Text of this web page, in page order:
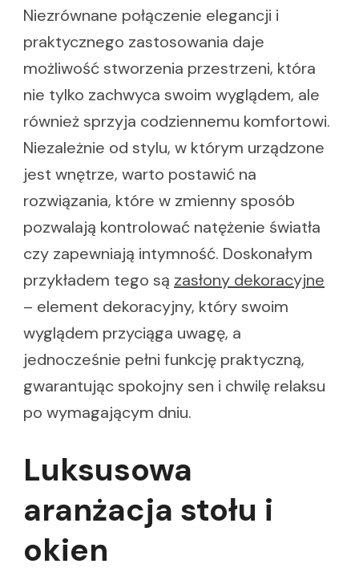
Niezrównane połączenie elegancji i
praktycznego zastosowania daje
możliwość stworzenia przestrzeni, która
nie tylko zachwyca swoim wyglądem, ale
również sprzyja codziennemu komfortowi.
Niezależnie od stylu, w którym urządzone
jest wnętrze, warto postawić na
rozwiązania, które w zmienny sposób
pozwalają kontrolować natężenie światła
czy zapewniają intymność. Doskonałym
przykładem tego są zasłony dekoracyjne
– element dekoracyjny, który swoim
wyglądem przyciąga uwagę, a
jednocześnie pełni funkcję praktyczną,
gwarantując spokojny sen i chwilę relaksu
po wymagającym dniu.
Luksusowa
aranżacja stołu i
okien